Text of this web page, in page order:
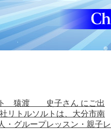
ト 猿渡 史子さん にご出
リトルソルトは、大分市南
グループレッスン・親子レ